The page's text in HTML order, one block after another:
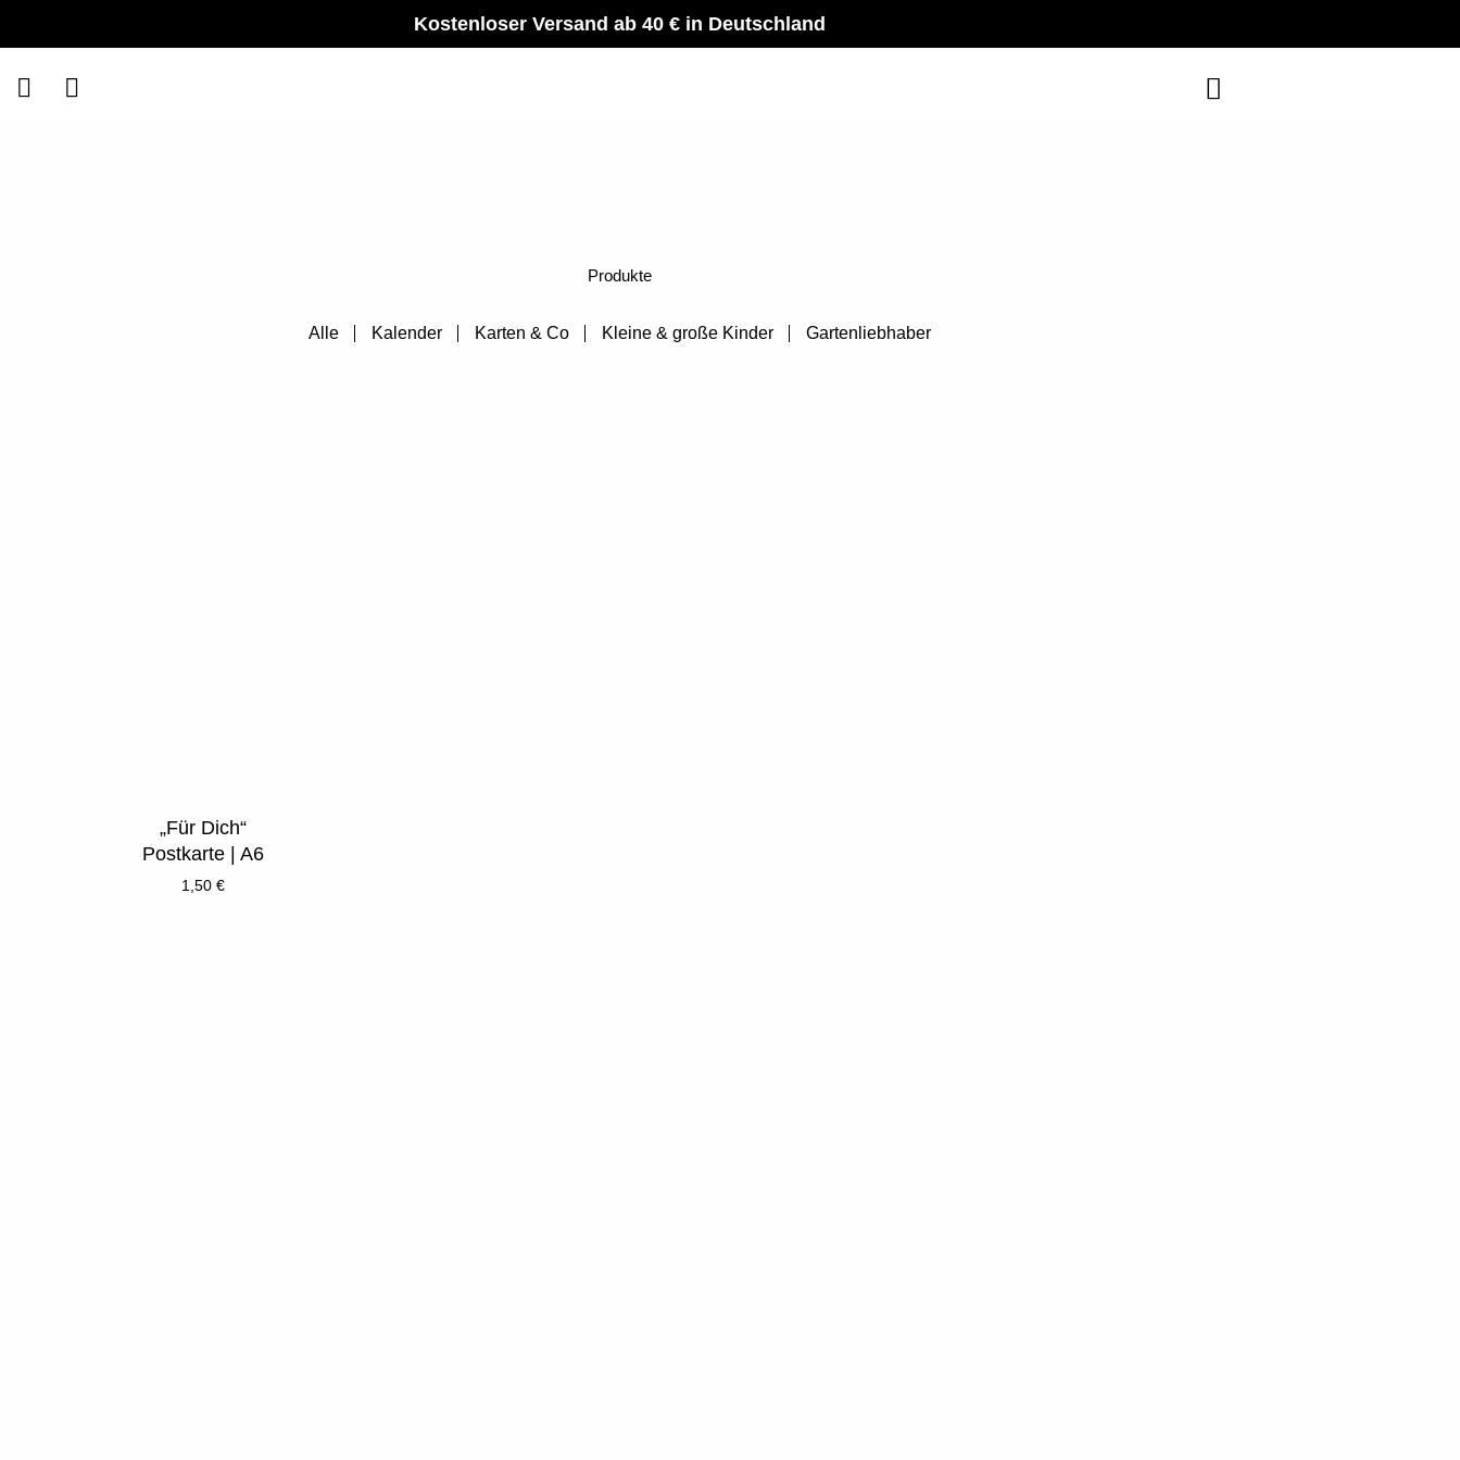
Kostenloser Versand ab 40 € in Deutschland
Produkte
Alle Kalender Karten & Co Kleine & große Kinder Gartenliebhaber
„Für Dich“
Postkarte | A6
1,50 €